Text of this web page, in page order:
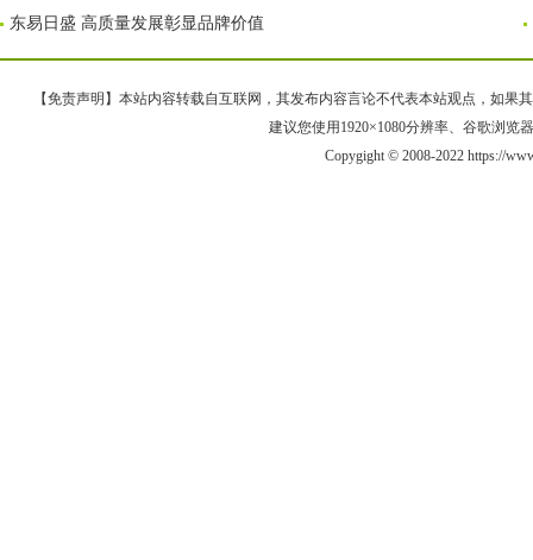
东易日盛 高质量发展彰显品牌价值
【免责声明】本站内容转载自互联网，其发布内容言论不代表本站观点，如果
建议您使用1920×1080分辨率、谷歌浏览
Copygight © 2008-2022 https://